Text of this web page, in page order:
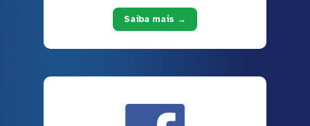
Saiba mais →